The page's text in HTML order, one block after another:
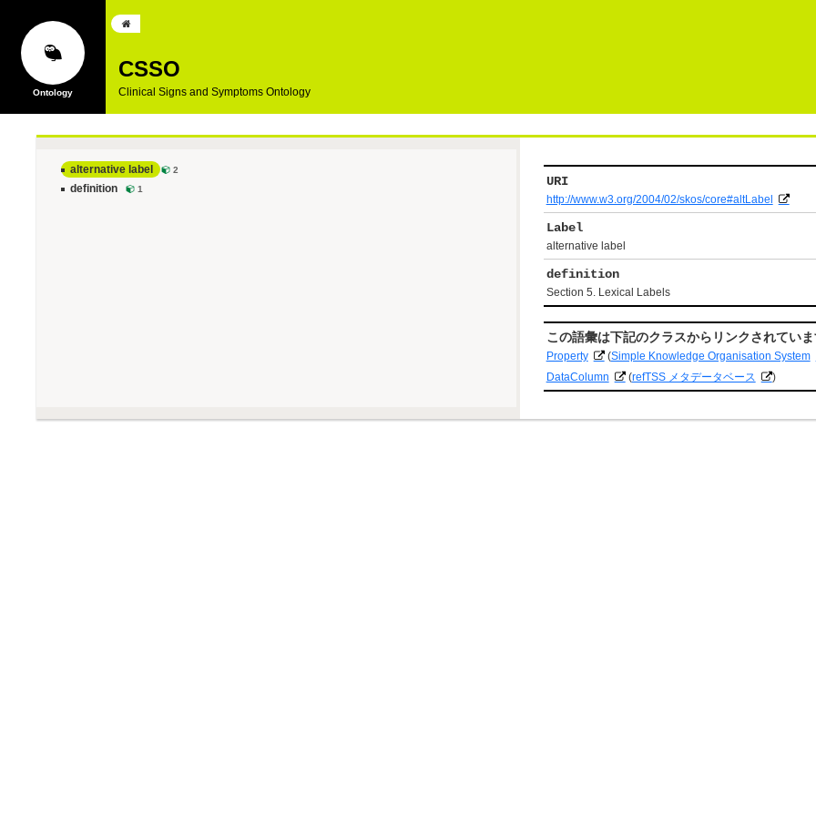
CSSO
Clinical Signs and Symptoms Ontology
alternative label 2
definition 1
URI
http://www.w3.org/2004/02/skos/core#altLabel
Label
alternative label
definition
Section 5. Lexical Labels
この語彙は下記のクラスからリンクされてい
Property (Simple Knowledge Organisation System
DataColumn
(refTSS メタデータベース )